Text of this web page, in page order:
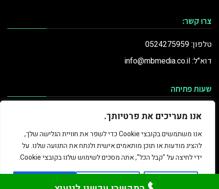
אנו מעריכים את פרטיותך.
אנו משתמשים בקובצי Cookie כדי לשפר את חוויית הגלישה שלך,
להציג מודעות או תוכן מותאמים אישית ולנתח את התנועה שלנו. על
ידי לחיצה על "קבל הכל", אתה מסכים לשימוש שלנו בקובצי Cookie.
צרו קשר:
טלפון: 0524275959
דוא"ל: info@mbmedia.co.il
שעות פתיחה
ראשון
שלישי
9:00-20:00
רביעי
9:00-20:00
חמישי
9:00-20:00
שישי
9:00-16:00